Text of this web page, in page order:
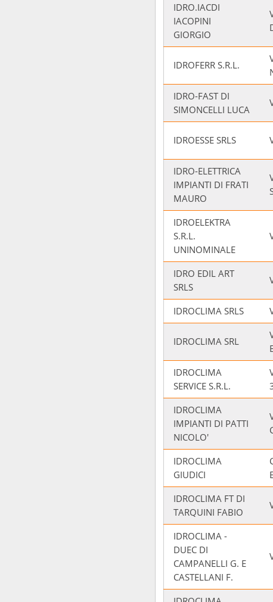
IDRO.IACDI
IACOPINI
GIORGIO
IDROFERR S.R.L.
IDRO-FAST DI
SIMONCELLI LUCA
IDROESSE SRLS
IDRO-ELETTRICA
IMPIANTI DI FRATI
MAURO
IDROELEKTRA
S.R.L.
UNINOMINALE
IDRO EDIL ART
SRLS
IDROCLIMA SRLS
IDROCLIMA SRL
IDROCLIMA
SERVICE S.R.L.
IDROCLIMA
IMPIANTI DI PATTI
NICOLO'
IDROCLIMA
GIUDICI
IDROCLIMA FT DI
TARQUINI FABIO
IDROCLIMA -
DUEC DI
CAMPANELLI G. E
CASTELLANI F.